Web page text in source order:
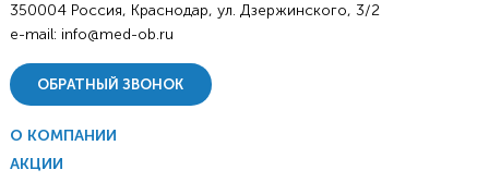
350004 Россия, Краснодар, ул. Дзержинского, 3/2
e-mail: info@med-ob.ru
ОБРАТНЫЙ ЗВОНОК
О КОМПАНИИ
АКЦИИ